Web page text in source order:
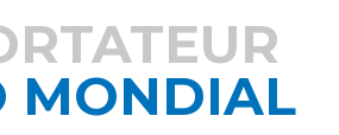
DÉCOUVREZ COMMENT
MONDIAL